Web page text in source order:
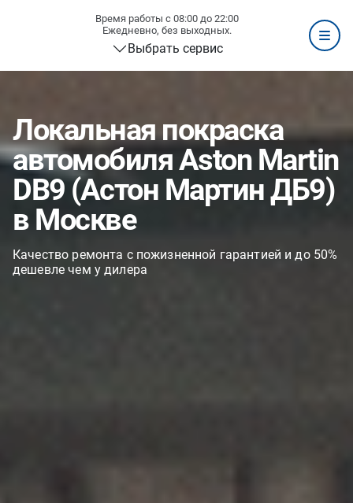
Время работы с 08:00 до 22:00
Ежедневно, без выходных.
Выбрать сервис
Локальная покраска
автомобиля Aston Martin
DB9 (Астон Мартин ДБ9)
в Москве
Качество ремонта с пожизненной гарантией и до 50%
дешевле чем у дилера